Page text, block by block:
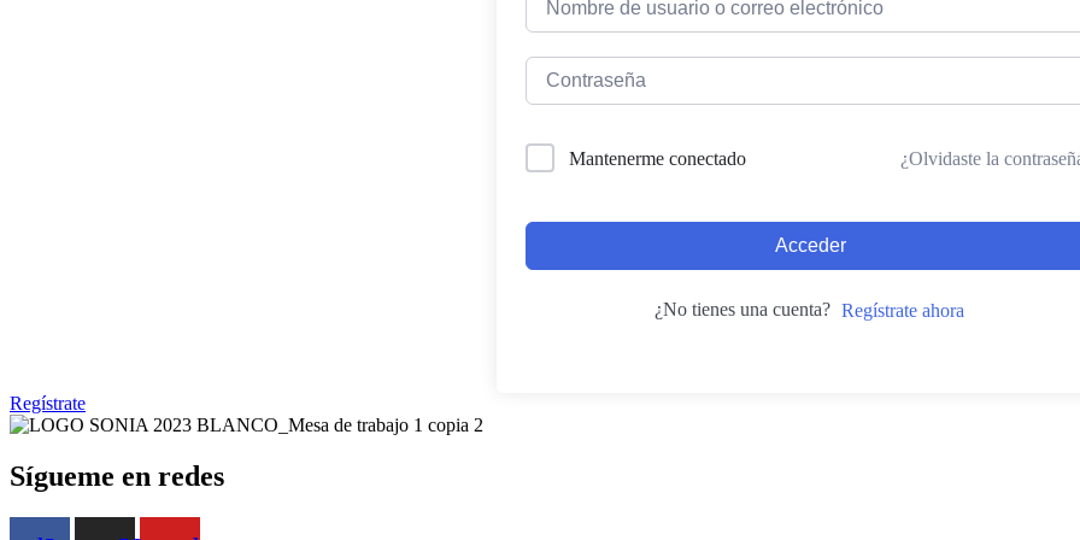
Mantenerme conectado ¿Olvidaste la
Acceder
¿No tienes una cuenta? Regístrate ahora
Regístrate
Sígueme en redes